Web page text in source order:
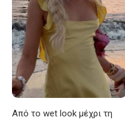
Από το wet look μέχρι τη